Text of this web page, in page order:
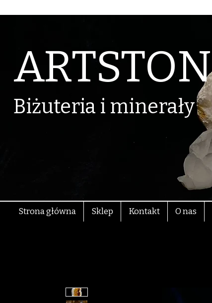
ARTSTON
Biżuteria i minerały
Strona główna Sklep Kontakt O nas